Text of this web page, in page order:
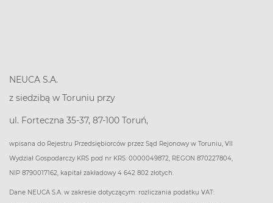
NEUCA S.A.
z siedzibą w Toruniu przy
ul. Forteczna 35-37, 87-100 Toruń,
wpisana do Rejestru Przedsiębiorców przez Sąd Rejonowy w Toruniu, VII
Wydział Gospodarczy KRS pod nr KRS: 0000049872, REGON 870227804,
NIP 8790017162, kapitał zakładowy 4 642 802 złotych.
Dane NEUCA S.A. w zakresie dotyczącym: rozliczania podatku VAT: